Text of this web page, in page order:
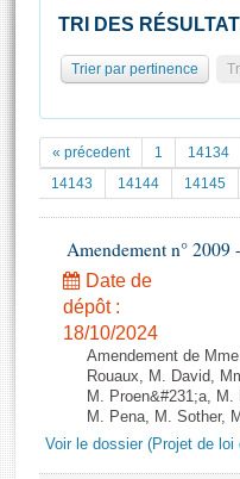
Pétitions
Documents
Projets de loi
Propositions de loi
Amendements
Textes adoptés
Rapports d'information
Rapports d'enquête
Rapports législatifs
Statistiques et
Documents de
( Constitution |
Histoire
Juniors
Anciennes
Liens vers les sites
La Bibliothèque
Les archives
Photos libres de droit
TRI DES
Trier par pertinence
« précedent 1 14134
14143
14144 14145
Amendement n° 2009
Date de
dépôt :
18/10/2024
Amendement de
Rouaux, M. David,
M. Proen&#231;a,
M. Pena, M. Sother,
Voir le dossier (Projet de loi